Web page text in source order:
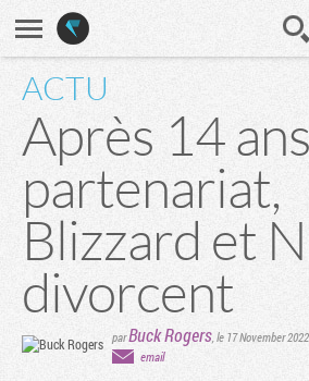
ACTU
Après 14
partenariat,
Blizzard et
divorcent
parBuck Rogers,le 17 November 2022
email